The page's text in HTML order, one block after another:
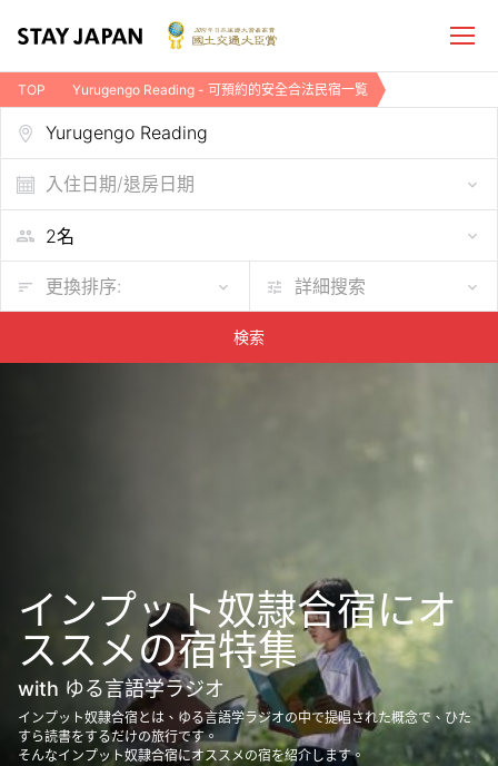
TOP Yurugengo Reading - 可預約的安全合法民宿一覧
入住日期/退房日期
更換排序: 詳細搜索
検索
インプット奴隷合宿にオ
ススメの宿特集
with ゆる言語学ラジオ
インプット奴隷合宿とは、ゆる言語学ラジオの中で提唱された概念で、ひた
すら読書をするだけの旅行です。
そんなインプット奴隷合宿にオススメの宿を紹介します。